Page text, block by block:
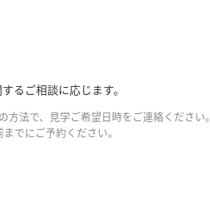
るご相談に応じます。
法で、見学ご希望日時をご連絡ください。
でにご予約ください。